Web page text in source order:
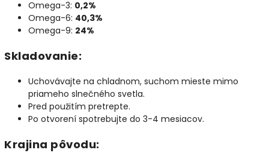
Omega-3: 0,2%
Omega-6: 40,3%
Omega-9: 24%
Skladovanie:
Uchovávajte na chladnom, suchom mieste mimo
priameho slnečného svetla.
Pred použitím pretrepte.
Po otvorení spotrebujte do 3-4 mesiacov.
Krajina pôvodu: